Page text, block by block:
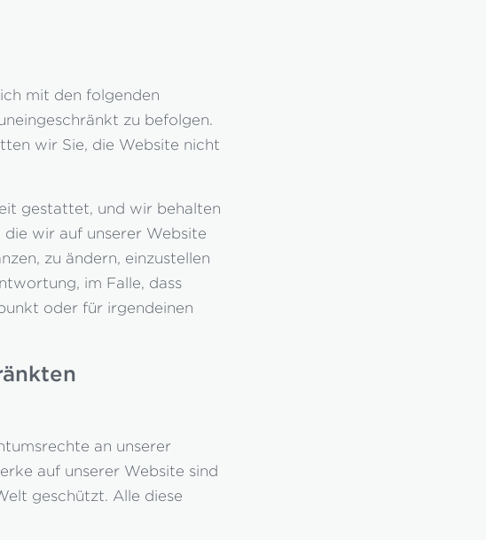
mit den folgenden
zu befolgen.
wir Sie, die Website nicht
gestattet, und wir behalten
wir auf unserer Website
zu ändern, einzustellen
im Falle, dass
oder für irgendeinen
an unserer
auf unserer Website sind
geschützt. Alle diese